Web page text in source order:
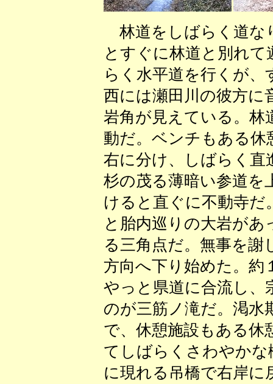
林道をしばらく道な
とすぐに林道と別れ
らく水平道を行くが
西には瀬田川の彼方に
岩角が見えている。林
動だ。ベンチもある休
右に分け、しばらく直
杉の茂る薄暗い参道を
けると直ぐに不動寺だ
と胎内巡りの大岩が
る三角点だ。無事を謝
方向へ下り始めた。約
やっと県道に合流し、
のが三筋ノ滝だ。渇水
で、休憩施設もある休
てしばらくさわやか
に現れる吊橋で右岸に